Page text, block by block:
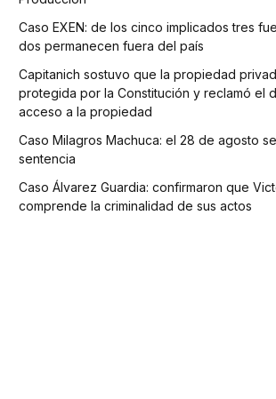
Caso EXEN: de los cinco implicados tres
dos permanecen fuera del país
Capitanich sostuvo que la propiedad
protegida por la Constitución y reclamó el
acceso a la propiedad
Caso Milagros Machuca: el 28 de agosto
sentencia
Caso Álvarez Guardia: confirmaron que
comprende la criminalidad de sus actos